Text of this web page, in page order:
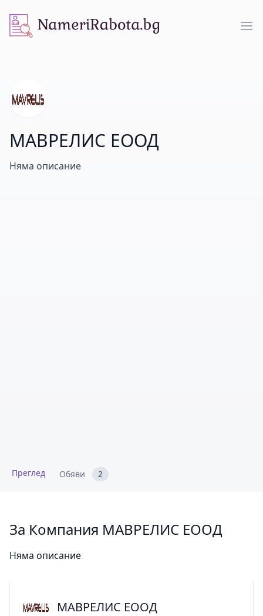
NameriRabota.bg
МАВРЕЛИС ЕООД
Няма описание
Преглед Обяви 2
За Компания МАВРЕЛИС ЕООД
Няма описание
МАВРЕЛИС ЕООД